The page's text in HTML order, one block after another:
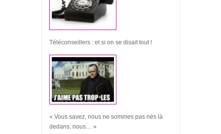
Téléconseillers : et si on se disait tout !
« Vous savez, nous ne sommes pas nés là
dedans, nous… »